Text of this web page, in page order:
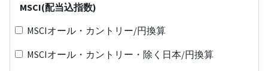
MSCI(配当込指数)
MSCIオール・カントリー/円換算
MSCIオール・カントリー・除く日本/円換算